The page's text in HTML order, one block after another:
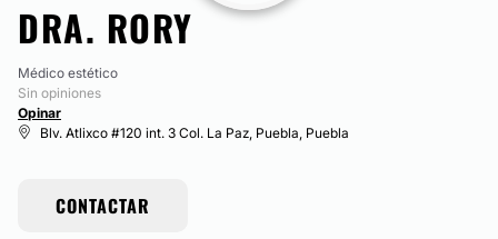
DRA. RORY
Médico estético
Sin opiniones
Opinar
Blv. Atlixco #120 int. 3 Col. La Paz, Puebla, Puebla
CONTACTAR